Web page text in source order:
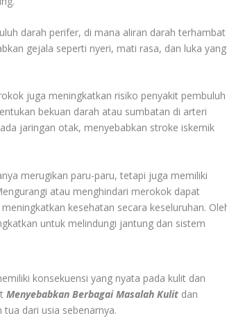
darah perifer, di mana aliran darah terhambat
gejala seperti nyeri, mati rasa, dan luka yang
juga meningkatkan risiko penyakit pembuluh
bekuan darah atau sumbatan di arteri
jaringan otak, menyebabkan stroke iskemik
merugikan paru-paru, tetapi juga memiliki
atau menghindari merokok dapat
kesehatan secara keseluruhan.
untuk melindungi jantung dan sistem
konsekuensi yang nyata pada kulit dan
Menyebabkan Berbagai Masalah Kulit dan
dari usia sebenarnya.